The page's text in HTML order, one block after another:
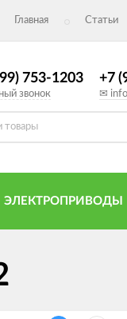
Главная Статьи
753-1203
звонок
+7
✉
ЭЛЕКТРОПРИВОДЫ